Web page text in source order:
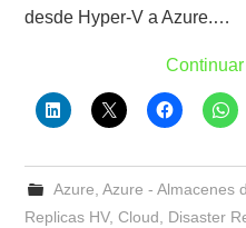
desde Hyper-V a Azure.…
Azure Azure - Almacenes
Replicas HV,Cloud Disaster